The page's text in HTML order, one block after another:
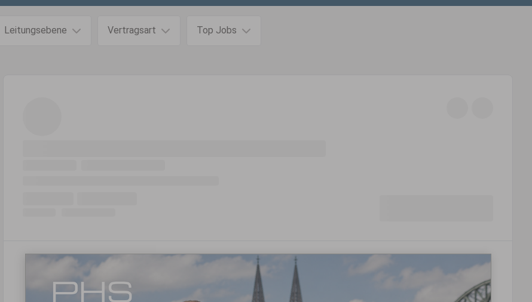
Leitungsebene Vertragsart Top Jobs